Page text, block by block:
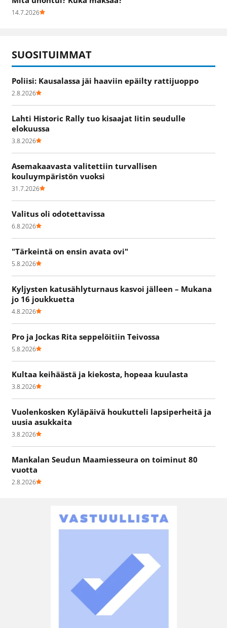
14.7.2026
SUOSITUIMMAT
Poliisi: Kausalassa jäi haaviin epäilty rattijuoppo
2.8.2026
Lahti Historic Rally tuo kisaajat Iitin seudulle
elokuussa
3.8.2026
Asemakaavasta valitettiin turvallisen
kouluympäristön vuoksi
31.7.2026
Valitus oli odotettavissa
6.8.2026
"Tärkeintä on ensin avata ovi"
5.8.2026
Kyljysten katusählyturnaus kasvoi jälleen – Mukana
jo 16 joukkuetta
4.8.2026
Pro ja Jockas Rita seppelöitiin Teivossa
5.8.2026
Kultaa keihäästä ja kiekosta, hopeaa kuulasta
3.8.2026
Vuolenkosken Kyläpäivä houkutteli lapsiperheitä ja
uusia asukkaita
3.8.2026
Mankalan Seudun Maamiesseura on toiminut 80
vuotta
2.8.2026